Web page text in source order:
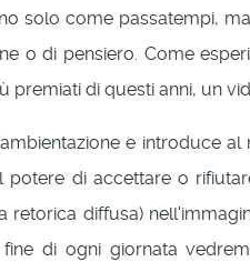
solo come passatempi,
o di pensiero. Come
premiati di questi anni, un
e introduce
di accettare o
retorica diffusa)
di ogni giornata